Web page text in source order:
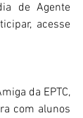
de Agente
da EPTC,
com alunos